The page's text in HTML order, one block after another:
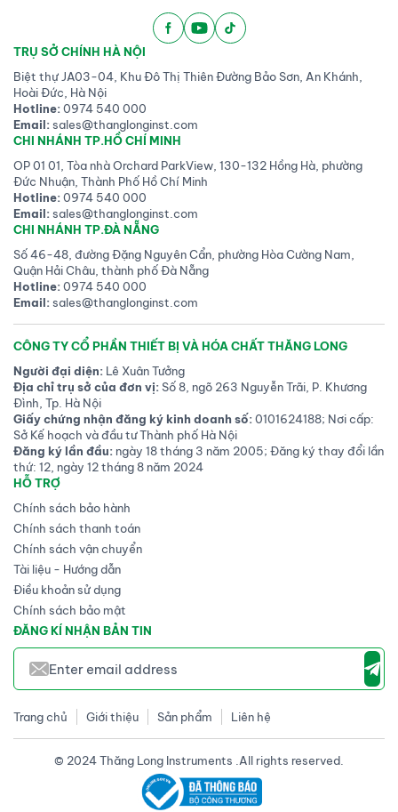
TRỤ SỞ CHÍNH HÀ NỘI
Biệt thự JA03-04, Khu Đô Thị Thiên Đường Bảo Sơn, An Khánh,
Hoài Đức, Hà Nội
Hotline:0974 540 000
Email:sales@thanglonginst.com
CHI NHÁNH TP.HỒ CHÍ MINH
OP 01 01, Tòa nhà Orchard ParkView, 130-132 Hồng Hà, phường
Đức Nhuận, Thành Phố Hồ Chí Minh
Hotline:0974 540 000
Email:sales@thanglonginst.com
CHI NHÁNH TP.ĐÀ NẴNG
Số 46-48, đường Đặng Nguyên Cẩn, phường Hòa Cường Nam,
Quận Hải Châu, thành phố Đà Nẵng
Hotline:0974 540 000
Email:sales@thanglonginst.com
CÔNG TY CỔ PHẦN THIẾT BỊ VÀ HÓA CHẤT THĂNG LONG
Người đại diện: Lê Xuân Tưởng
Địa chỉ trụ sở của đơn vị:Số 8, ngõ 263 Nguyễn Trãi, P. Khương
Đình, Tp. Hà Nội
Giấy chứng nhận đăng ký kinh doanh số:0101624188; Nơi cấp:
Sở Kế hoạch và đầu tư Thành phố Hà Nội
Đăng ký lần đầu: ngày 18 tháng 3 năm 2005; Đăng ký thay đổi lần
thứ: 12, ngày 12 tháng 8 năm 2024
HỖ TRỢ
Chính sách bảo hành
Chính sách thanh toán
Chính sách vận chuyển
Tài liệu - Hướng dẫn
Điều khoản sử dụng
Chính sách bảo mật
ĐĂNG KÍ NHẬN BẢN TIN
Trang chủ Giới thiệu Sản phẩm Liên hệ
© 2024 Thăng Long Instruments .All rights reserved.